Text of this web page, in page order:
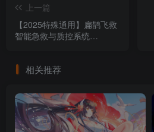
上一篇
【2025特殊通用】扁鹊飞救
智能急救与质控系统
相关推荐